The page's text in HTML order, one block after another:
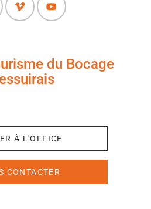
du Bocage
À L'OFFICE
CONTACTER